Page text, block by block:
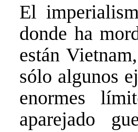
El
donde ha
están
sólo algunos
enormes
aparejado